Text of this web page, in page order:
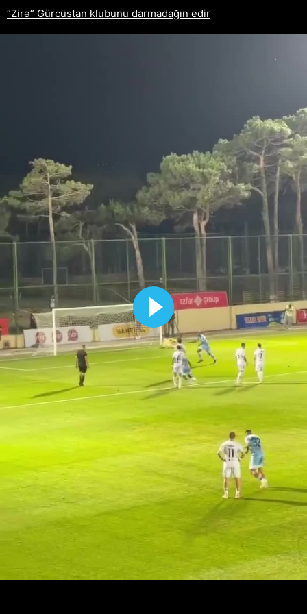
“Zirə” Gürcüstan klubunu darmadağın edir